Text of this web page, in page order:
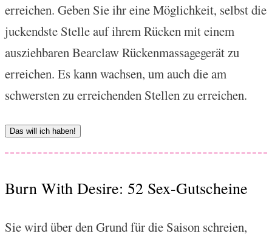
erreichen. Geben Sie ihr eine Möglichkeit, selbst die
juckendste Stelle auf ihrem Rücken mit einem
ausziehbaren Bearclaw Rückenmassagegerät zu
erreichen. Es kann wachsen, um auch die am
schwersten zu erreichenden Stellen zu erreichen.
Das will ich haben!
Burn With Desire: 52 Sex-Gutscheine
Sie wird über den Grund für die Saison schreien,